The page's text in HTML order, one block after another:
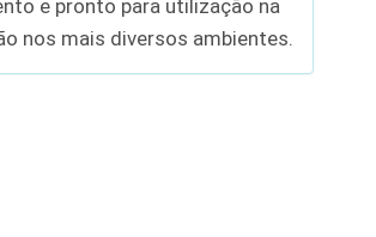
e pronto para utilização na
nos mais diversos ambientes.